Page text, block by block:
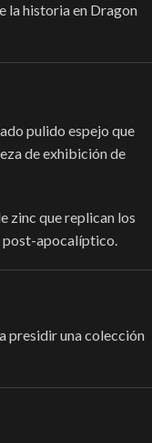
la historia en Dragon
pulido espejo que
de exhibición de
zinc que replican los
post-apocalíptico.
presidir una colección